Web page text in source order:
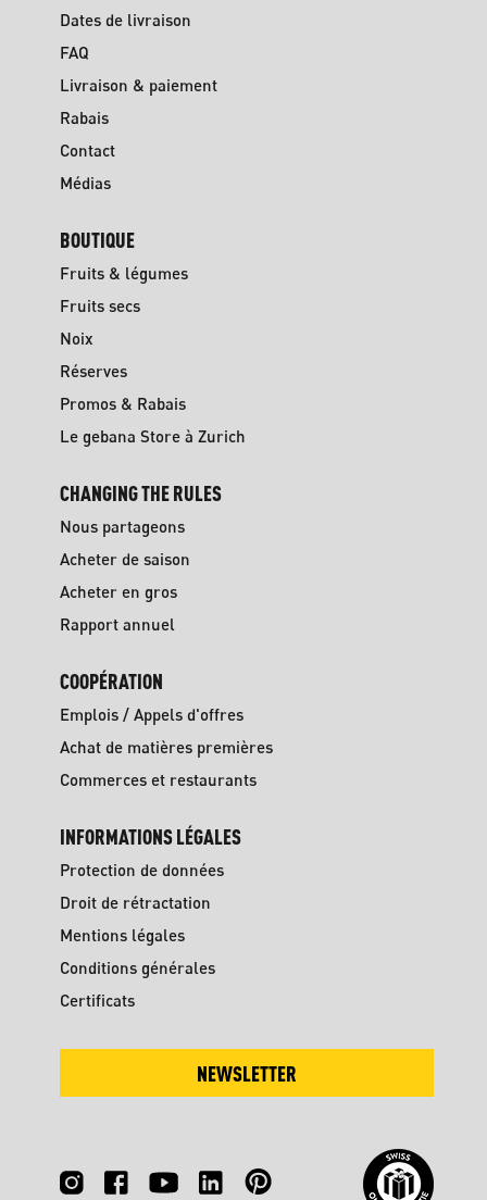
Dates de livraison
FAQ
Livraison & paiement
Rabais
Contact
Médias
BOUTIQUE
Fruits & légumes
Fruits secs
Noix
Réserves
Promos & Rabais
Le gebana Store à Zurich
CHANGING THE RULES
Nous partageons
Acheter de saison
Acheter en gros
Rapport annuel
COOPÉRATION
Emplois / Appels d'offres
Achat de matières premières
Commerces et restaurants
INFORMATIONS LÉGALES
Protection de données
Droit de rétractation
Mentions légales
Conditions générales
Certificats
NEWSLETTER